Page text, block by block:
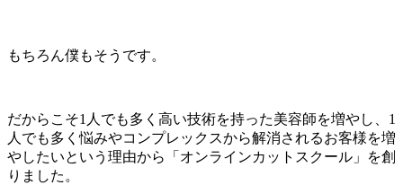
もちろん僕もそうです。
だからこそ1人でも多く高い技術を持った美容師を増やし、1
人でも多く悩みやコンプレックスから解消されるお客様を増
やしたいという理由から「オンラインカットスクール」を創
りました。